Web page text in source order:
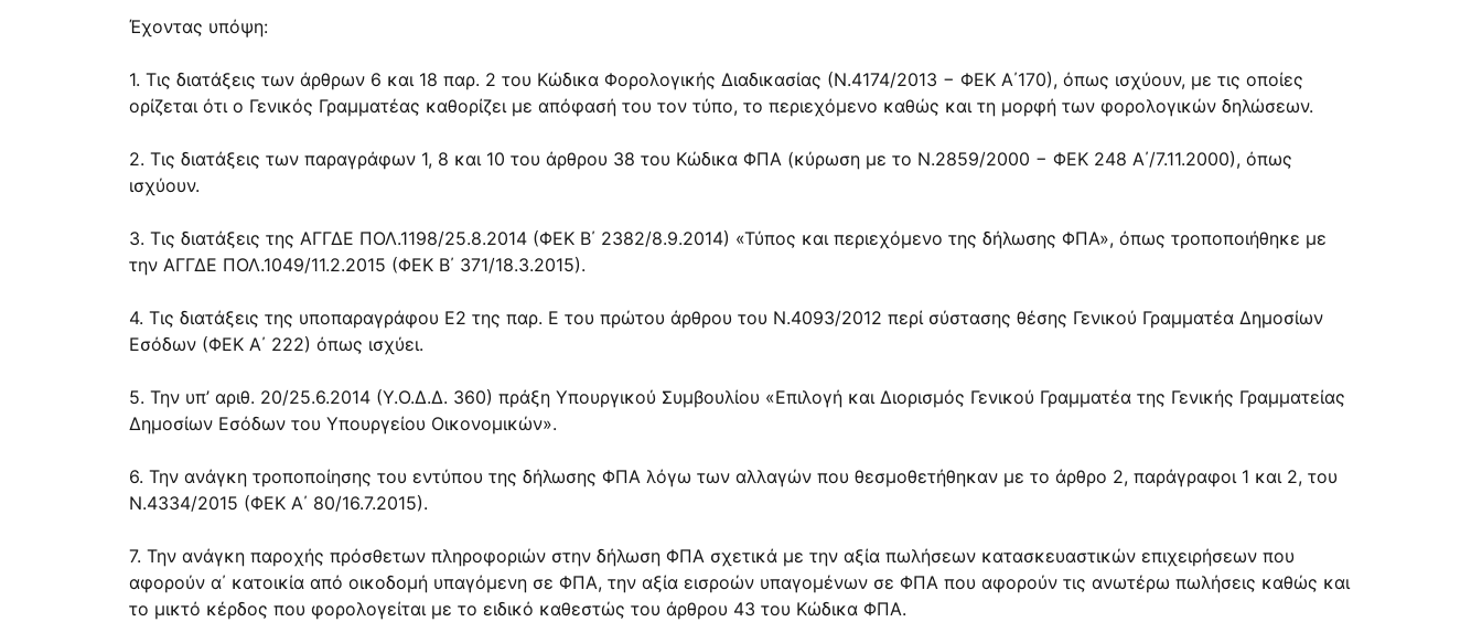
Έχοντας υπόψη:
1. Τις διατάξεις των άρθρων 6 και 18 παρ. 2 του Κώδικα Φορολογικής Διαδικασίας (Ν.4174/2013 − ΦΕΚ Α΄170), όπως ισχύουν, με τις οποίες
ορίζεται ότι ο Γενικός Γραμματέας καθορίζει με απόφασή του τον τύπο, το περιεχόμενο καθώς και τη μορφή των φορολογικών δηλώσεων.
2. Τις διατάξεις των παραγράφων 1, 8 και 10 του άρθρου 38 του Κώδικα ΦΠΑ (κύρωση με το Ν.2859/2000 − ΦΕΚ 248 Α΄/7.11.2000), όπως
ισχύουν.
3. Τις διατάξεις της ΑΓΓΔΕ ΠΟΛ.1198/25.8.2014 (ΦΕΚ Β΄ 2382/8.9.2014) «Τύπος και περιεχόμενο της δήλωσης ΦΠΑ», όπως τροποποιήθηκε με
την ΑΓΓΔΕ ΠΟΛ.1049/11.2.2015 (ΦΕΚ Β΄ 371/18.3.2015).
4. Τις διατάξεις της υποπαραγράφου Ε2 της παρ. Ε του πρώτου άρθρου του Ν.4093/2012 περί σύστασης θέσης Γενικού Γραμματέα Δημοσίων
Εσόδων (ΦΕΚ Α΄ 222) όπως ισχύει.
5. Την υπ’ αριθ. 20/25.6.2014 (Υ.Ο.Δ.Δ. 360) πράξη Υπουργικού Συμβουλίου «Επιλογή και Διορισμός Γενικού Γραμματέα της Γενικής Γραμματείας
Δημοσίων Εσόδων του Υπουργείου Οικονομικών».
6. Την ανάγκη τροποποίησης του εντύπου της δήλωσης ΦΠΑ λόγω των αλλαγών που θεσμοθετήθηκαν με το άρθρο 2, παράγραφοι 1 και 2, του
Ν.4334/2015 (ΦΕΚ Α΄ 80/16.7.2015).
7. Την ανάγκη παροχής πρόσθετων πληροφοριών στην δήλωση ΦΠΑ σχετικά με την αξία πωλήσεων κατασκευαστικών επιχειρήσεων που
αφορούν α΄ κατοικία από οικοδομή υπαγόμενη σε ΦΠΑ, την αξία εισροών υπαγομένων σε ΦΠΑ που αφορούν τις ανωτέρω πωλήσεις καθώς και
το μικτό κέρδος που φορολογείται με το ειδικό καθεστώς του άρθρου 43 του Κώδικα ΦΠΑ.